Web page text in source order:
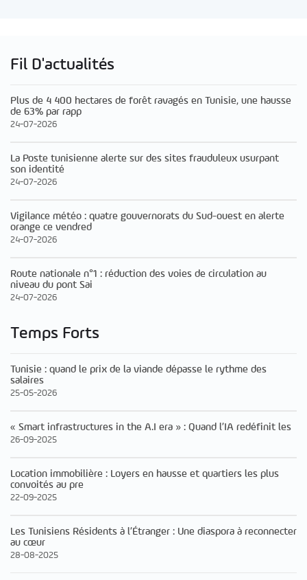
Fil D'actualités
Plus de 4 400 hectares de forêt ravagés en Tunisie, une hausse
de 63% par rapp
24-07-2026
La Poste tunisienne alerte sur des sites frauduleux usurpant
son identité
24-07-2026
Vigilance météo : quatre gouvernorats du Sud-ouest en alerte
orange ce vendred
24-07-2026
Route nationale n°1 : réduction des voies de circulation au
niveau du pont Sai
24-07-2026
Temps Forts
Tunisie : quand le prix de la viande dépasse le rythme des
salaires
25-05-2026
« Smart infrastructures in the A.I era » : Quand l’IA redéfinit les
26-09-2025
Location immobilière : Loyers en hausse et quartiers les plus
convoités au pre
22-09-2025
Les Tunisiens Résidents à l’Étranger : Une diaspora à reconnecter
au cœur
28-08-2025